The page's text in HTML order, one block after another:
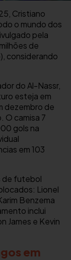
Cristiano
o mundo dos
pela
de
considerando
do Al-Nassr,
esteja em
dezembro de
O camisa 7
gols na
em 103
de futebol
Lionel
Benzema
inclui
James e Kevin
em